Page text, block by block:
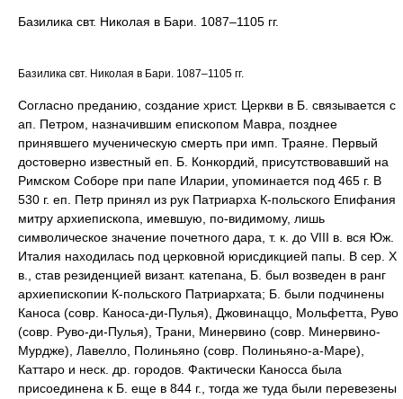
Базилика свт. Николая в Бари. 1087–1105 гг.
Базилика свт. Николая в Бари. 1087–1105 гг.
Согласно преданию, создание христ. Церкви в Б. связывается с
ап. Петром, назначившим епископом Мавра, позднее
принявшего мученическую смерть при имп. Траяне. Первый
достоверно известный еп. Б. Конкордий, присутствовавший на
Римском Соборе при папе Иларии, упоминается под 465 г. В
530 г. еп. Петр принял из рук Патриарха К-польского Епифания
митру архиепископа, имевшую, по-видимому, лишь
символическое значение почетного дара, т. к. до VIII в. вся Юж.
Италия находилась под церковной юрисдикцией папы. В сер. X
в., став резиденцией визант. катепана, Б. был возведен в ранг
архиепископии К-польского Патриархата; Б. были подчинены
Каноса (совр. Каноса-ди-Пулья), Джовинаццо, Мольфетта, Руво
(совр. Руво-ди-Пулья), Трани, Минервино (совр. Минервино-
Мурдже), Лавелло, Полиньяно (совр. Полиньяно-а-Маре),
Каттаро и неск. др. городов. Фактически Каносса была
присоединена к Б. еще в 844 г., тогда же туда были перевезены